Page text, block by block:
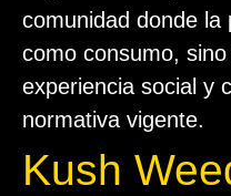
comunidad donde la
como consumo,
experiencia social y
normativa vigente.
Kush